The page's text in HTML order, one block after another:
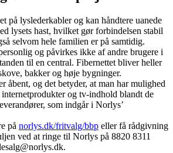
på lyslederkabler og kan håndtere uanede
lysets hast, hvilket gør forbindelsen stabil
selvom hele familien er på samtidig.
og påvirkes ikke af andre brugere i
til en central. Fibernettet bliver heller
bakker og høje bygninger.
åbent, og det betyder, at man har mulighed
og tv-indhold blandt de
som indgår i Norlys’
på norlys.dk/fritvalg/bbp eller få rådgivning
ved at ringe til Norlys på 8820 8311